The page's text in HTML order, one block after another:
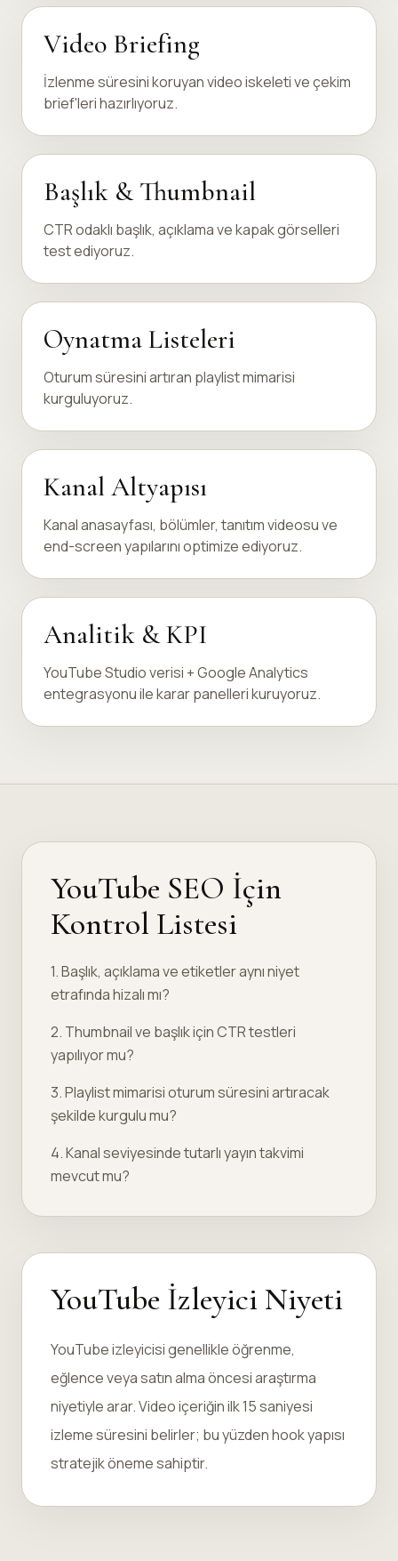
Video Briefing
İzlenme süresini koruyan video iskeleti ve çekim
brief'leri hazırlıyoruz.
Başlık & Thumbnail
CTR odaklı başlık, açıklama ve kapak görselleri
test ediyoruz.
Oynatma Listeleri
Oturum süresini artıran playlist mimarisi
kurguluyoruz.
Kanal Altyapısı
Kanal anasayfası, bölümler, tanıtım videosu ve
end-screen yapılarını optimize ediyoruz.
Analitik & KPI
YouTube Studio verisi + Google Analytics
entegrasyonu ile karar panelleri kuruyoruz.
YouTube SEO İçin
Kontrol Listesi
1. Başlık, açıklama ve etiketler aynı niyet
etrafında hizalı mı?
2. Thumbnail ve başlık için CTR testleri
yapılıyor mu?
3. Playlist mimarisi oturum süresini artıracak
şekilde kurgulu mu?
4. Kanal seviyesinde tutarlı yayın takvimi
mevcut mu?
YouTube İzleyici Niyeti
YouTube izleyicisi genellikle öğrenme,
eğlence veya satın alma öncesi araştırma
niyetiyle arar. Video içeriğin ilk 15 saniyesi
izleme süresini belirler; bu yüzden hook yapısı
stratejik öneme sahiptir.